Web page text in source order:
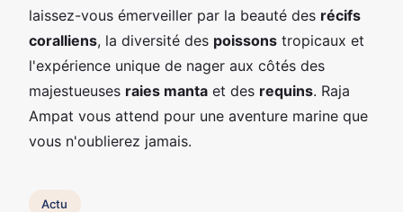
laissez-vous émerveiller par la beauté des récifs
coralliens, la diversité des poissons tropicaux et
l'expérience unique de nager aux côtés des
majestueuses raies manta et des requins. Raja
Ampat vous attend pour une aventure marine que
vous n'oublierez jamais.
Actu